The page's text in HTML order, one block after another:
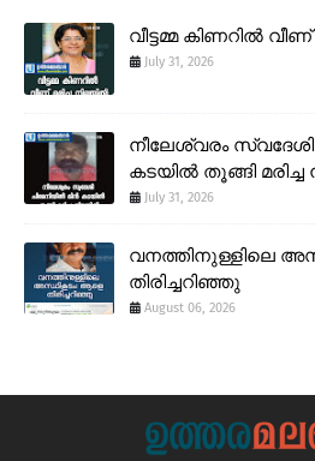
വീട്ടമ്മ കിണറിൽ വീണ്
July 31, 2026
നീലേശ്വരം സ്വദേശി
കടയിൽ തൂങ്ങി മരിച്ച
July 31, 2026
വനത്തിനുള്ളിലെ
തിരിച്ചറിഞ്ഞു
August 06, 2026